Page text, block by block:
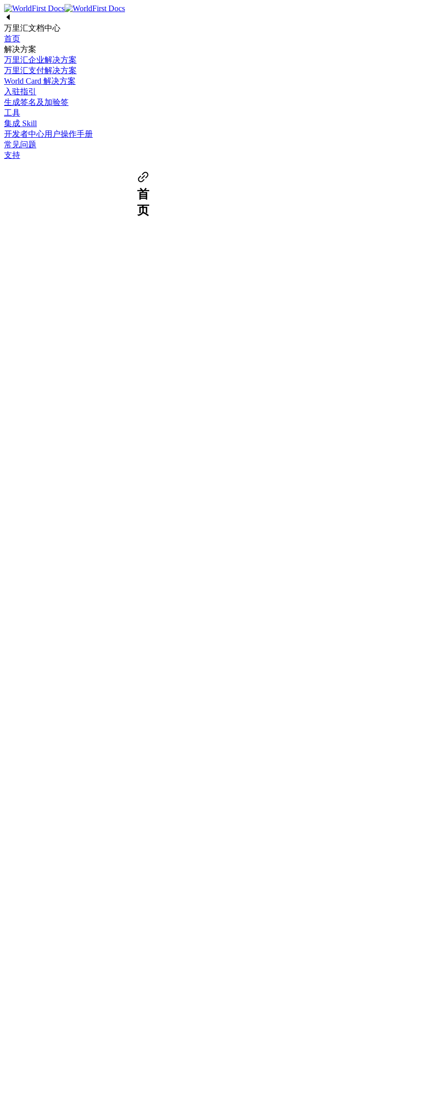
万里汇文档中心
首页
解决方案
万里汇企业解决方案
万里汇支付解决方案
World Card 解决方案
入驻指引
生成签名及加验签
工具
集成 Skill
开发者中心用户操作手册
常见问题
支持
首
页